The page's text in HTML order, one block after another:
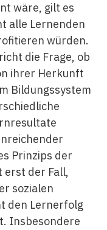
wäre, gilt es
alle Lernenden
würden.
die Frage, ob
ihrer Herkunft
Bildungssystem
Prinzips der
erst der Fall,
sozialen
den Lernerfolg
Insbesondere